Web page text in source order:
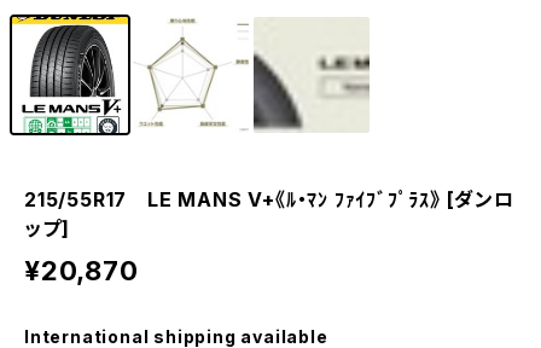
215/55R17 LE MANS V+《ﾙ・ﾏﾝ ﾌｧｲﾌﾞﾌﾟﾗｽ》 [ダンロ
ップ]
¥20,870
International shipping available